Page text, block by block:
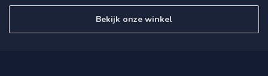
Bekijk onze winkel